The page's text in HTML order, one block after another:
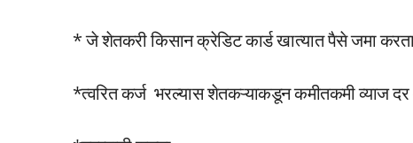
* जे शेतकरी किसान क्रेडिट कार्ड खात्यात पैसे जमा
*त्वरित कर्ज भरल्यास शेतकऱ्याकडून कमीतकमी व्याज